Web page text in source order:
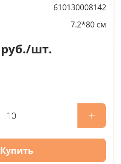
610130008142
7.2*80 см
руб./шт.
Купить